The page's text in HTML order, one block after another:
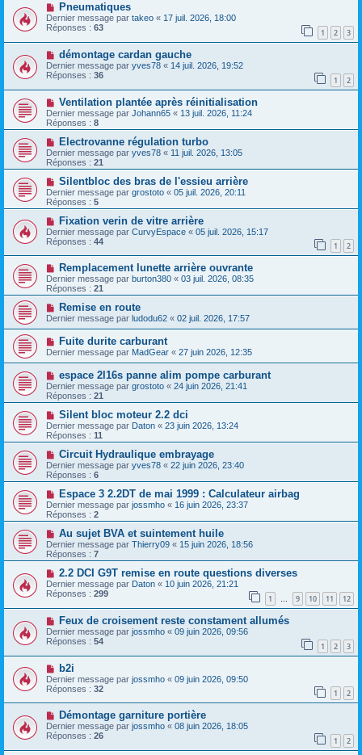
Pneumatiques
Dernier message par takeo « 17 juil. 2026, 18:00
Réponses : 63 1 2 3
démontage cardan gauche
Dernier message par yves78 « 14 juil. 2026, 19:52
Réponses : 36 1 2
Ventilation plantée après réinitialisation
Dernier message par Johann65 « 13 juil. 2026, 11:24
Réponses : 8
Electrovanne régulation turbo
Dernier message par yves78 « 11 juil. 2026, 13:05
Réponses : 21
Silentbloc des bras de l'essieu arrière
Dernier message par grostoto « 05 juil. 2026, 20:11
Réponses : 5
Fixation verin de vitre arrière
Dernier message par CurvyEspace « 05 juil. 2026, 15:17
Réponses : 44 1 2
Remplacement lunette arrière ouvrante
Dernier message par burton380 « 03 juil. 2026, 08:35
Réponses : 21
Remise en route
Dernier message par ludodu62 « 02 juil. 2026, 17:57
Fuite durite carburant
Dernier message par MadGear « 27 juin 2026, 12:35
espace 2l16s panne alim pompe carburant
Dernier message par grostoto « 24 juin 2026, 21:41
Réponses : 21
Silent bloc moteur 2.2 dci
Dernier message par Daton « 23 juin 2026, 13:24
Réponses : 11
Circuit Hydraulique embrayage
Dernier message par yves78 « 22 juin 2026, 23:40
Réponses : 6
Espace 3 2.2DT de mai 1999 : Calculateur airbag
Dernier message par jossmho « 16 juin 2026, 23:37
Réponses : 2
Au sujet BVA et suintement huile
Dernier message par Thierry09 « 15 juin 2026, 18:56
Réponses : 7
2.2 DCI G9T remise en route questions diverses
Dernier message par Daton « 10 juin 2026, 21:21
Réponses : 299 1 … 9 10 11 12
Feux de croisement reste constament allumés
Dernier message par jossmho « 09 juin 2026, 09:56
Réponses : 54 1 2 3
b2i
Dernier message par jossmho « 09 juin 2026, 09:50
Réponses : 32 1 2
Démontage garniture portière
Dernier message par jossmho « 08 juin 2026, 18:05
Réponses : 26 1 2